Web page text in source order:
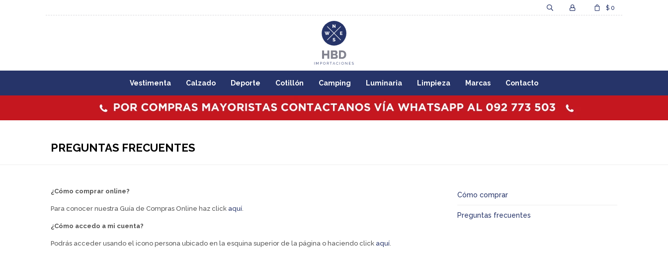
Vestimenta Calzado Deporte Cotillón Camping Luminaria Limpieza Marcas Contacto
$ 0
PREGUNTAS FRECUENTES
¿Cómo comprar online?
Para conocer nuestra Guía de Compras Online haz click aquí.
¿Cómo accedo a mi cuenta?
Podrás acceder usando el icono persona ubicado en la esquina superior de la página o haciendo click aquí.
Cómo comprar
Preguntas frecuentes